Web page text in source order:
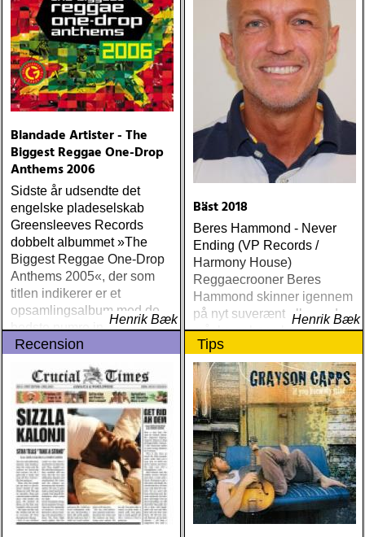
Blandade Artister - The
Biggest Reggae One-Drop
Anthems 2006
Sidste år udsendte det
engelske pladeselskab
Greensleeves Records
dobbelt albummet »The
Biggest Reggae One-Drop
Anthems 2005«, der som
titlen indikerer er et
opsamlingsalbum med de
bedste numre indenfor den
populære reggaestil kaldet
Henrik Bæk
Bäst 2018
Beres Hammond - Never
Ending (VP Records /
Harmony House)
Reggaecrooner Beres
Hammond skinner igennem
på nyt suverænt album, der
måske er hans bedste
gennem tiderne
Henrik Bæk
Recension Tips